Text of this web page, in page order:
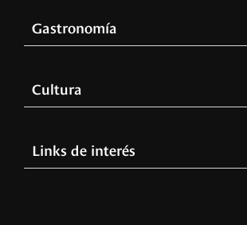
Gastronomía
Cultura
Links de interés